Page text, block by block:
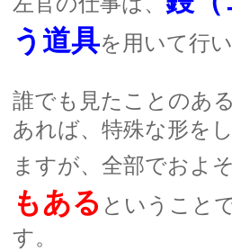
う道具を用いて行い
誰でも見たことのあ
あれば、特殊な形を
ますが、全部でおよそ
もある ということ
す。